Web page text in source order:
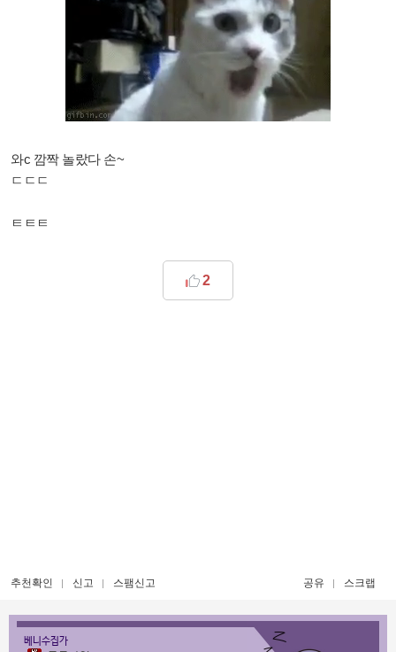
와c 깜짝 놀랐다 손~
ㄷㄷㄷ
ㅌㅌㅌ
2
추천확인 신고 스팸신고 공유 스크랩
베니수집가